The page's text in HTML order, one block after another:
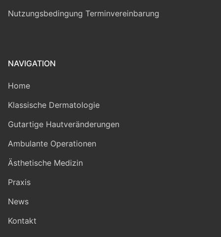
Nutzungsbedingung Terminvereinbarung
NAVIGATION
Home
Klassische Dermatologie
Gutartige Hautveränderungen
Ambulante Operationen
Ästhetische Medizin
Praxis
News
Kontakt